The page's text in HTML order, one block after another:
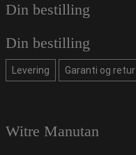
Din bestilling
Din bestilling
Levering Garanti og retur
Witre Manutan